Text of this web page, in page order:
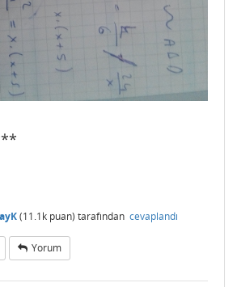
(11.1k puan) tarafından cevaplandı
Yorum